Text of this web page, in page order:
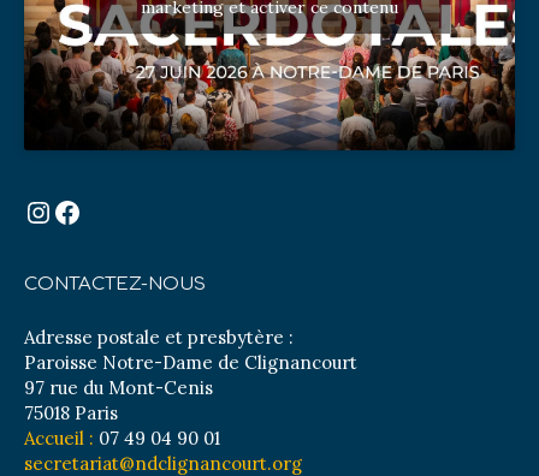
marketing et activer ce contenu
Instagram
Facebook
CONTACTEZ-NOUS
Adresse postale et presbytère :
Paroisse Notre-Dame de Clignancourt
97 rue du Mont-Cenis
75018 Paris
Accueil : 07 49 04 90 01
secretariat@ndclignancourt.org